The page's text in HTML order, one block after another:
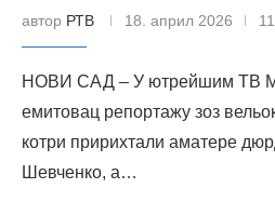
автор РТВ 18. април 2026
НОВИ САД – У ютрейшим ТВ
емитовац репортажу зоз
котри пририхтали аматере
Шевченко, а…